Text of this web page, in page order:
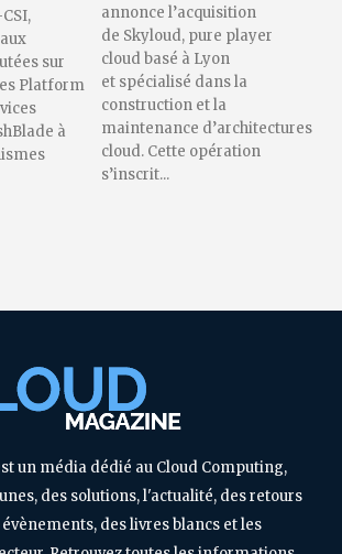
sur
Platform
à
annonce l’acquisition
de Skyloud, pure player
cloud basé à Lyon
et spécialisé dans la
construction et la
maintenance d’architectures
cloud. Cette opération
s’inscrit...
un média dédié au Cloud Computing,
des solutions, l'actualité, des retours
des livres blancs et les